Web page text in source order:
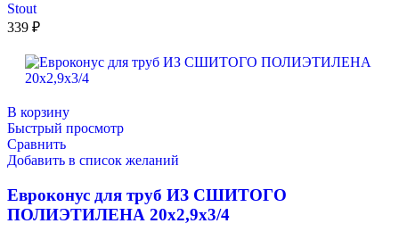
Stout
339 ₽
В корзину
Быстрый просмотр
Сравнить
Добавить в список желаний
Евроконус для труб ИЗ СШИТОГО
ПОЛИЭТИЛЕНА 20х2,9х3/4